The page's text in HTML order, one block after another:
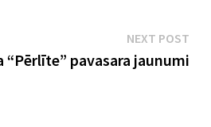
NEXT POSTNext
post:
pavasara jaunumi